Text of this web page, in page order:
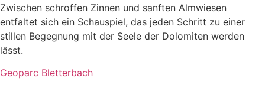
Zwischen schroffen Zinnen und sanften Almwiesen
entfaltet sich ein Schauspiel, das jeden Schritt zu einer
stillen Begegnung mit der Seele der Dolomiten werden
lässt.
Geoparc Bletterbach